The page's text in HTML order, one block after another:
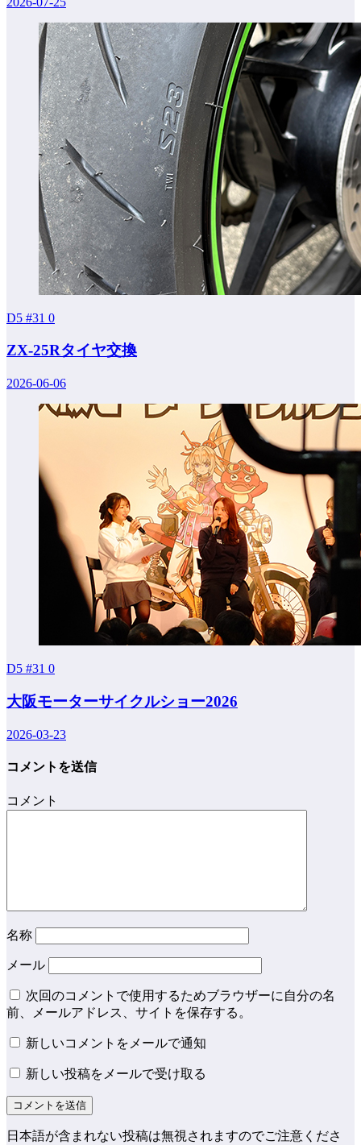
D5 #31 0
ZX-25Rタイヤ交換
2026-06-06
D5 #31 0
大阪モーターサイクルショー2026
2026-03-23
コメントを送信
コメント
名称
メール
次回のコメントで使用するためブラウザーに自分の名
前、メールアドレス、サイトを保存する。
新しいコメントをメールで通知
新しい投稿をメールで受け取る
日本語が含まれない投稿は無視されますのでご注意くださ